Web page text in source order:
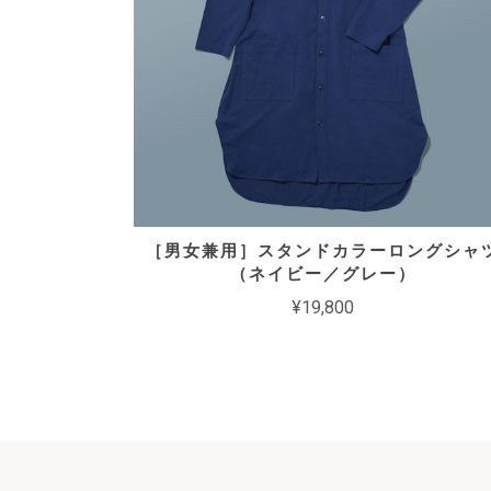
［男女兼用］スタンドカラーロングシャ
（ネイビー／グレー）
¥19,800